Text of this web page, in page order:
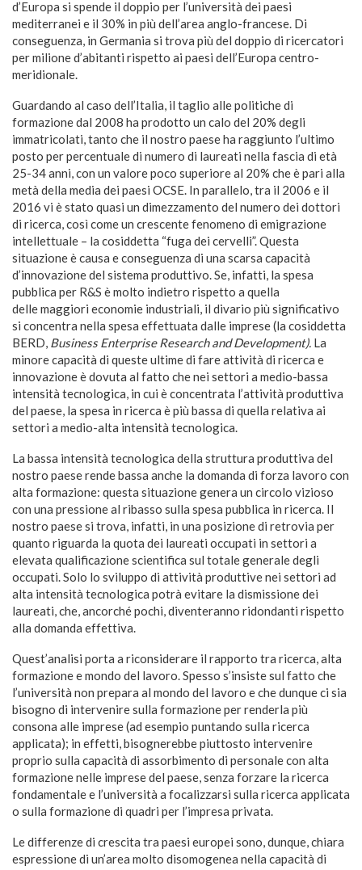
d’Europa si spende il doppio per l’università dei paesi
mediterranei e il 30% in più dell’area anglo-francese. Di
conseguenza, in Germania si trova più del doppio di ricercatori
per milione d’abitanti rispetto ai paesi dell’Europa centro-
meridionale.
Guardando al caso dell’Italia, il taglio alle politiche di
formazione dal 2008 ha prodotto un calo del 20% degli
immatricolati, tanto che il nostro paese ha raggiunto l’ultimo
posto per percentuale di numero di laureati nella fascia di età
25-34 anni, con un valore poco superiore al 20% che è pari alla
metà della media dei paesi OCSE. In parallelo, tra il 2006 e il
2016 vi è stato quasi un dimezzamento del numero dei dottori
di ricerca, così come un crescente fenomeno di emigrazione
intellettuale – la cosiddetta “fuga dei cervelli”. Questa
situazione è causa e conseguenza di una scarsa capacità
d’innovazione del sistema produttivo. Se, infatti, la spesa
pubblica per R&S è molto indietro rispetto a quella
dellemaggiori economie industriali, il divario più significativo
si concentra nella spesa effettuata dalle imprese (la cosiddetta
BERD, Business Enterprise Research and Development). La
minore capacità di queste ultime di fare attività di ricerca e
innovazione è dovuta al fatto che nei settori a medio-bassa
intensità tecnologica, in cui è concentrata l’attività produttiva
del paese, la spesa in ricerca è più bassa di quella relativa ai
settori a medio-alta intensità tecnologica.
La bassa intensità tecnologica della struttura produttiva del
nostro paese rende bassa anche la domanda di forza lavoro con
alta formazione: questa situazione genera un circolo vizioso
con una pressione al ribasso sulla spesa pubblica in ricerca. Il
nostro paese si trova, infatti, in una posizione di retrovia per
quanto riguarda la quota dei laureati occupati in settori a
elevata qualificazione scientifica sul totale generale degli
occupati. Solo lo sviluppo di attività produttive nei settori ad
alta intensità tecnologica potrà evitare la dismissione dei
laureati, che, ancorché pochi, diventeranno ridondanti rispetto
alla domanda effettiva.
Quest’analisi porta a riconsiderare il rapporto tra ricerca, alta
formazione e mondo del lavoro. Spesso s’insiste sul fatto che
l’università non prepara al mondo del lavoro e che dunque ci sia
bisogno di intervenire sulla formazione per renderla più
consona alle imprese (ad esempio puntando sulla ricerca
applicata); in effetti, bisognerebbe piuttosto intervenire
proprio sulla capacità di assorbimento di personale con alta
formazione nelle imprese del paese, senza forzare la ricerca
fondamentale e l’università a focalizzarsi sulla ricerca applicata
o sulla formazione di quadri per l’impresa privata.
Le differenze di crescita tra paesi europei sono, dunque, chiara
espressione di un’area molto disomogenea nella capacità di